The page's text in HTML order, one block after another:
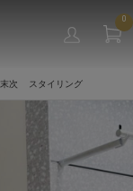
0
末次 スタイリング